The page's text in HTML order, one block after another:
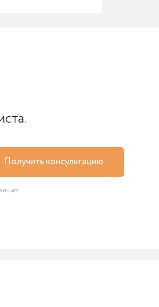
Получить консультацию